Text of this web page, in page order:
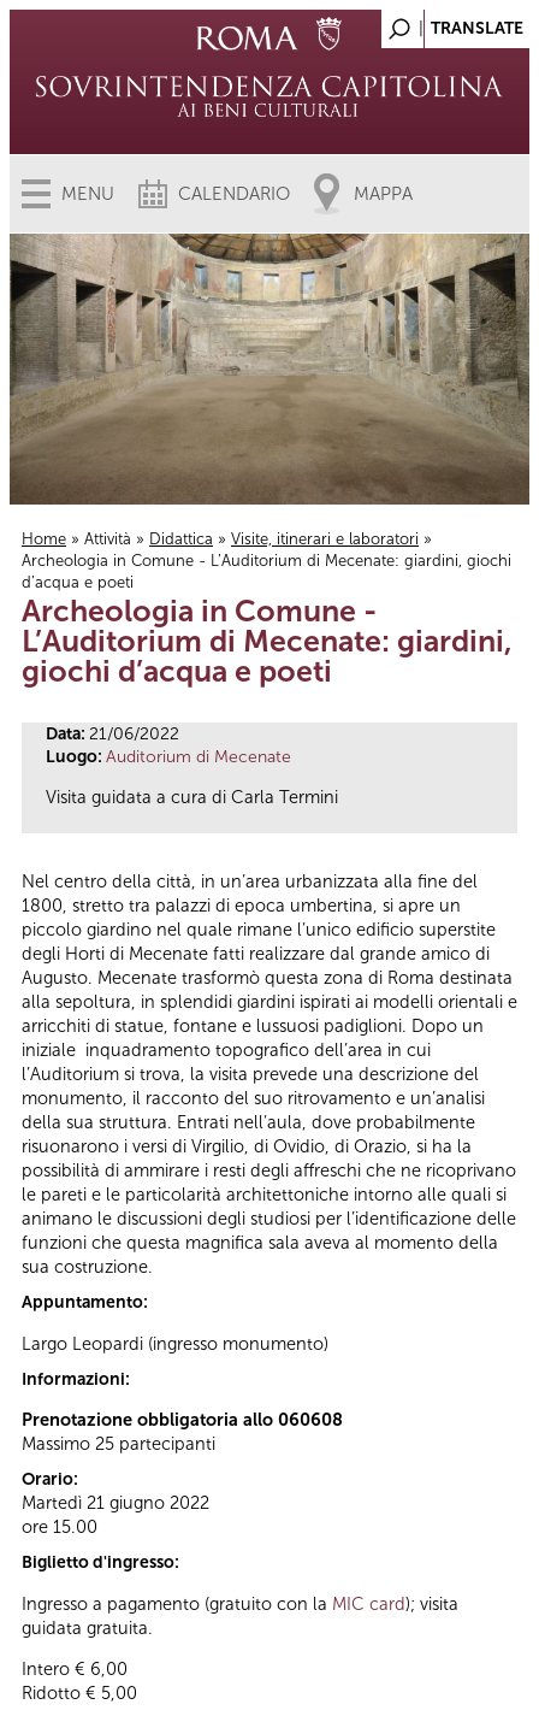
MENU CALENDARIO MAPPA
Tu sei qui
Home » Attività » Didattica » Visite, itinerari e laboratori »
Archeologia in Comune - L’Auditorium di Mecenate: giardini, giochi
d’acqua e poeti
Archeologia in Comune -
L’Auditorium di Mecenate: giardini,
giochi d’acqua e poeti
Data: 21/06/2022
Luogo: Auditorium di Mecenate
Visita guidata a cura di Carla Termini
Nel centro della città, in un’area urbanizzata alla fine del
1800, stretto tra palazzi di epoca umbertina, si apre un
piccolo giardino nel quale rimane l’unico edificio superstite
degli Horti di Mecenate fatti realizzare dal grande amico di
Augusto. Mecenate trasformò questa zona di Roma destinata
alla sepoltura, in splendidi giardini ispirati ai modelli orientali e
arricchiti di statue, fontane e lussuosi padiglioni. Dopo un
iniziale inquadramento topografico dell’area in cui
l’Auditorium si trova, la visita prevede una descrizione del
monumento, il racconto del suo ritrovamento e un’analisi
della sua struttura. Entrati nell’aula, dove probabilmente
risuonarono i versi di Virgilio, di Ovidio, di Orazio, si ha la
possibilità di ammirare i resti degli affreschi che ne ricoprivano
le pareti e le particolarità architettoniche intorno alle quali si
animano le discussioni degli studiosi per l’identificazione delle
funzioni che questa magnifica sala aveva al momento della
sua costruzione.
Appuntamento:
Largo Leopardi (ingresso monumento)
Informazioni:
Prenotazione obbligatoria allo 060608
Massimo 25 partecipanti
Orario:
Martedì 21 giugno 2022
ore 15.00
Biglietto d'ingresso:
Ingresso a pagamento (gratuito con la MIC card); visita
guidata gratuita.
Intero € 6,00
Ridotto € 5,00